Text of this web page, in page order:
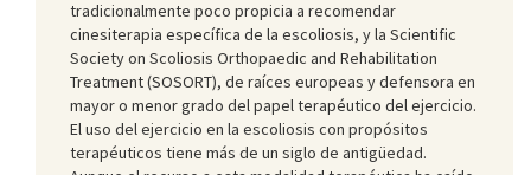
tradicionalmente poco propicia a recomendar
cinesiterapia específica de la escoliosis, y la Scientific
Society on Scoliosis Orthopaedic and Rehabilitation
Treatment (SOSORT), de raíces europeas y defensora en
mayor o menor grado del papel terapéutico del ejercicio.
El uso del ejercicio en la escoliosis con propósitos
terapéuticos tiene más de un siglo de antigüedad.